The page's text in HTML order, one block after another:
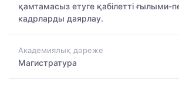
қамтамасыз етуге қабілетті ғылыми-
кадрларды даярлау.
Академиялық дәреже
Магистратура